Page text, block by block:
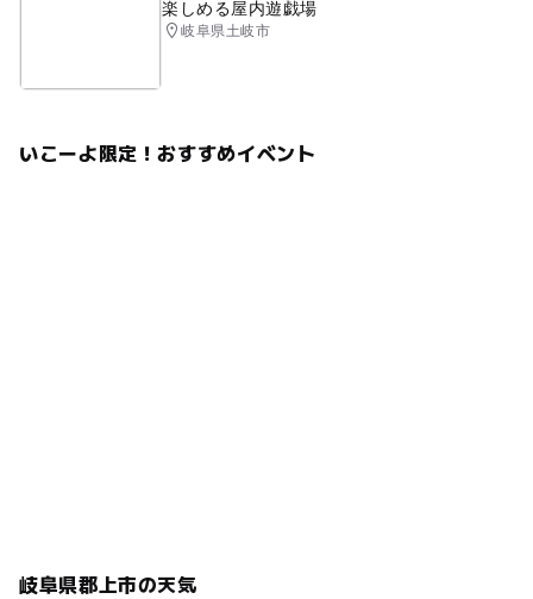
楽しめる屋内遊戯場
岐阜県土岐市
いこーよ限定！おすすめイベント
岐阜県郡上市の天気